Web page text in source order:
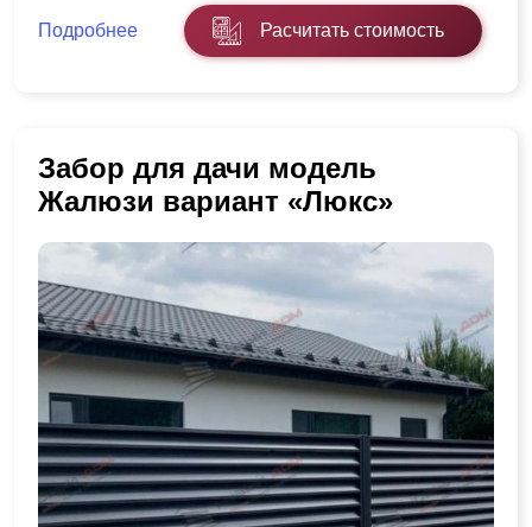
Подробнее Расчитать стоимость
Забор для дачи модель
Жалюзи вариант «Люкс»